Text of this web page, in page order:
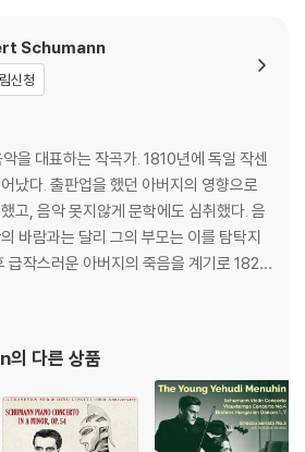
이 아니므로 개봉 후 반품/교환이 불가합니
실제 색상이 차이가 날 수 있습니다.
공정시 앨범마다 색상 차이가 나는 경우도
서 다른 색상 염료가 섞여 얼룩과 번짐, 반점
요청 시에는 불량 확인을 위해 개봉 시의 동영
상이 없는 경우 반품/교환이 제한될 수 있습니
기기 모델명을 첨부하여 첨부하여 고객센터에
재킷에 손상이 발생할 가능성이 높고 재판매
부탁드립니다.
Schumann
신청
을 대표하는 작곡가. 1810년에 독일 작센
났다. 출판업을 했던 아버지의 영향으로
고, 음악 못지않게 문학에도 심취했다. 음
바람과는 달리 그의 부모는 이를 탐탁지
급작스러운 아버지의 죽음을 계기로 1828
라이프치히 대학에 입학한다. 하지만 음
하고 피아노 공부를 이어가던 중 유명 피
음악에 빠져들었으나 혹독한
의 다른 상품